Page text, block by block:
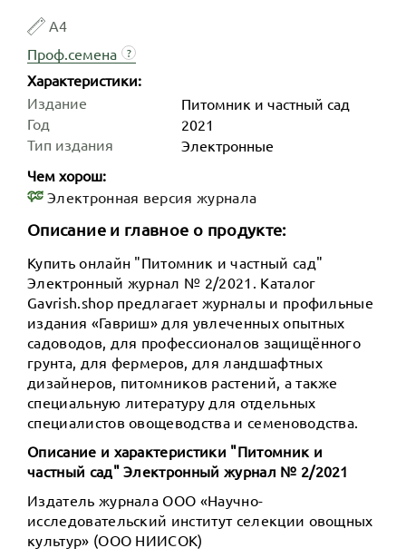
А4
Проф.семена
?
Характеристики:
Издание
Питомник и частный сад
Год
2021
Тип издания
Электронные
Чем хорош:
Электронная версия журнала
Описание и главное о продукте:
Купить онлайн "Питомник и частный сад"
Электронный журнал № 2/2021. Каталог
Gavrish.shop предлагает журналы и профильные
издания «Гавриш» для увлеченных опытных
садоводов, для профессионалов защищённого
грунта, для фермеров, для ландшафтных
дизайнеров, питомников растений, а также
специальную литературу для отдельных
специалистов овощеводства и семеноводства.
Описание и характеристики "Питомник и
частный сад" Электронный журнал № 2/2021
Издатель журнала ООО «Научно-
исследовательский институт селекции овощных
культур» (ООО НИИСОК)